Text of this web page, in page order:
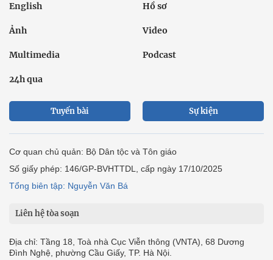
English Hồ sơ
Ảnh Video
Multimedia Podcast
24h qua
Tuyến bài Sự kiện
Cơ quan chủ quản: Bộ Dân tộc và Tôn giáo
Số giấy phép: 146/GP-BVHTTDL, cấp ngày 17/10/2025
Tổng biên tập: Nguyễn Văn Bá
Liên hệ tòa soạn
Địa chỉ: Tầng 18, Toà nhà Cục Viễn thông (VNTA), 68 Dương
Đình Nghệ, phường Cầu Giấy, TP. Hà Nội.